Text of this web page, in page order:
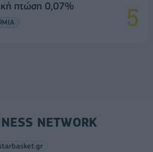
πτώση 0,07%
NETWORK